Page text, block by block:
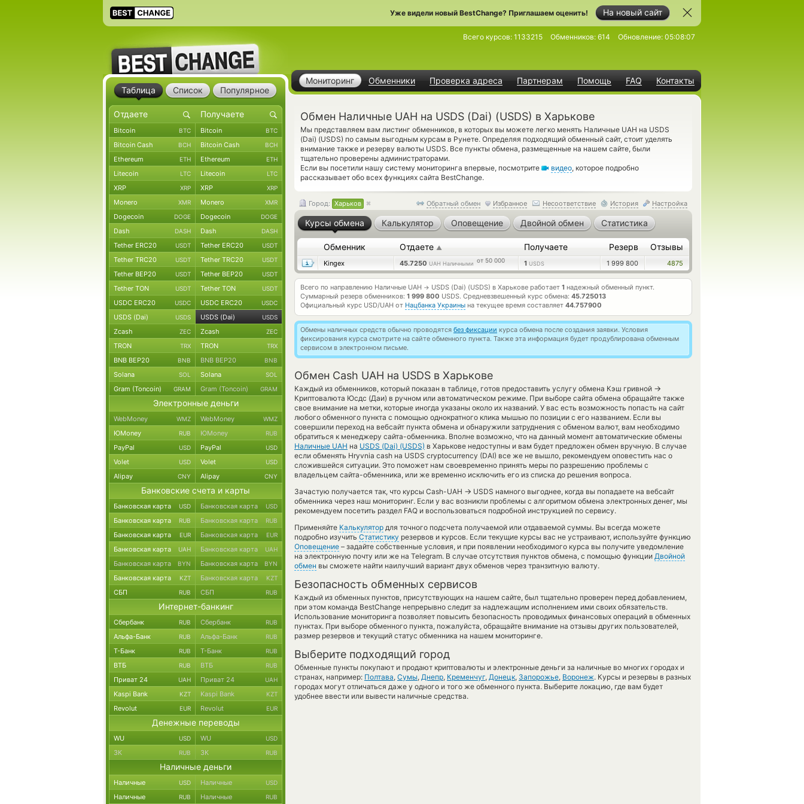
На новый сайт
Уже видели новый BestChange? Приглашаем оценить!
Мониторинг Обменники Проверка адреса Партнерам Помощь FAQ Контакты
Всего курсов: 1133215 Обменников: 614 Обновление: 05:08:07
Обмен Наличные UAH на USDS (Dai) (USDS) в Харькове
Мы представляем вам листинг обменников, в которых вы можете легко менять Наличные UAH на USDS
(Dai) (USDS) по самым выгодным курсам в Рунете. Определяя подходящий обменный сайт, стоит уделять
внимание также и резерву валюты USDS. Все пункты обмена, размещенные на нашем сайте, были
тщательно проверены администраторами.
Если вы посетили нашу систему мониторинга впервые, посмотрите
видео, которое подробно
рассказывает обо всех функциях сайта BestChange.
Обратный обмен Избранное Несоответствие История Настройка
Город: Харьков
Курсы обмена Калькулятор Оповещение Двойной обмен Статистика
Обменник Отдаете ▲ Получаете Резерв Отзывы
Kingex 45.7250 UAH Наличными от 50 000 1 USDS 1 999 800 4875
Всего по направлению Наличные UAH → USDS (Dai) (USDS) в Харькове работает 1 надежный обменный пункт.
Суммарный резерв обменников: 1 999 800 USDS. Средневзвешенный курс обмена: 45.725013
Официальный курс USD/UAH от Нацбанка Украины на текущее время составляет 44.757900
Обмены наличных средств обычно проводятся без фиксации курса обмена после создания заявки. Условия
фиксирования курса смотрите на сайте обменного пункта. Также эта информация будет продублирована обменным
сервисом в электронном письме.
Обмен Cash UAH на USDS в Харькове
Каждый из обменников, который показан в таблице, готов предоставить услугу обмена Кэш гривной →
Криптовалюта Юсдс (Даи) в ручном или автоматическом режиме. При выборе сайта обмена обращайте также
свое внимание на метки, которые иногда указаны около их названий. У вас есть возможность попасть на сайт
любого обменного пункта с помощью однократного клика мышью по позиции с его названием. Если вы
совершили переход на вебсайт пункта обмена и обнаружили затруднения с обменом валют, вам необходимо
обратиться к менеджеру сайта-обменника. Вполне возможно, что на данный момент автоматические обмены
Наличные UAH на USDS (Dai) (USDS) в Харькове недоступны и вам будет предложен обмен вручную. В случае
если обменять Hryvnia cash на USDS cryptocurrency (DAI) все же не вышло, рекомендуем оповестить нас о
сложившейся ситуации. Это поможет нам своевременно принять меры по разрешению проблемы с
владельцем сайта-обменника, или же временно исключить его из списка до решения вопроса.
Зачастую получается так, что курсы Cash-UAH → USDS намного выгоднее, когда вы попадаете на вебсайт
обменника через наш мониторинг. Если у вас возникли проблемы с алгоритмом обмена электронных денег, мы
рекомендуем посетить раздел FAQ и воспользоваться подробной инструкцией по сервису.
Применяйте Калькулятор для точного подсчета получаемой или отдаваемой суммы. Вы всегда можете
подробно изучить Статистику резервов и курсов. Если текущие курсы вас не устраивают, используйте функцию
Оповещение – задайте собственные условия, и при появлении необходимого курса вы получите уведомление
на электронную почту или же на Telegram. В случае отсутствия пунктов обмена, с помощью функции Двойной
обмен вы сможете найти наилучший вариант двух обменов через транзитную валюту.
Безопасность обменных сервисов
Каждый из обменных пунктов, присутствующих на нашем сайте, был тщательно проверен перед добавлением,
при этом команда BestChange непрерывно следит за надлежащим исполнением ими своих обязательств.
Использование мониторинга позволяет повысить безопасность проводимых финансовых операций в обменных
пунктах. При выборе обменного пункта, пожалуйста, обращайте внимание на отзывы других пользователей,
размер резервов и текущий статус обменника на нашем мониторинге.
Выберите подходящий город
Обменные пункты покупают и продают криптовалюты и электронные деньги за наличные во многих городах и
странах, например: Полтава, Сумы, Днепр, Кременчуг, Донецк, Запорожье, Воронеж. Курсы и резервы в разных
городах могут отличаться даже у одного и того же обменного пункта. Выберите локацию, где вам будет
удобнее ввести или вывести наличные средства.
Таблица Список Популярное
Bitcoin BTC Bitcoin BTC
Bitcoin Cash BCH Bitcoin Cash BCH
Ethereum ETH Ethereum ETH
Litecoin LTC Litecoin LTC
XRP XRP XRP XRP
Monero XMR Monero XMR
Dogecoin DOGE Dogecoin DOGE
Dash DASH Dash DASH
Tether ERC20 USDT Tether ERC20 USDT
Tether TRC20 USDT Tether TRC20 USDT
Tether BEP20 USDT Tether BEP20 USDT
Tether TON USDT Tether TON USDT
USDC ERC20 USDC USDC ERC20 USDC
USDS (Dai) USDS USDS (Dai) USDS
Zcash ZEC Zcash ZEC
TRON TRX TRON TRX
BNB BEP20 BNB BNB BEP20 BNB
Solana SOL Solana SOL
Gram (Toncoin) GRAM Gram (Toncoin) GRAM
Электронные деньги
WebMoney WMZ WebMoney WMZ
ЮMoney RUB ЮMoney RUB
PayPal USD PayPal USD
Volet USD Volet USD
Alipay CNY Alipay CNY
Банковские счета и карты
Банковская карта USD Банковская карта USD
Банковская карта RUB Банковская карта RUB
Банковская карта EUR Банковская карта EUR
Банковская карта UAH Банковская карта UAH
Банковская карта BYN Банковская карта BYN
Банковская карта KZT Банковская карта KZT
СБП RUB СБП RUB
Интернет-банкинг
Сбербанк RUB Сбербанк RUB
Альфа-Банк RUB Альфа-Банк RUB
Т-Банк RUB Т-Банк RUB
ВТБ RUB ВТБ RUB
Приват 24 UAH Приват 24 UAH
Kaspi Bank KZT Kaspi Bank KZT
Revolut EUR Revolut EUR
Денежные переводы
WU USD WU USD
ЗК RUB ЗК RUB
Наличные деньги
Наличные USD Наличные USD
Наличные RUB Наличные RUB